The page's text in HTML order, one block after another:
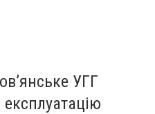
УГГ
експлуатацію